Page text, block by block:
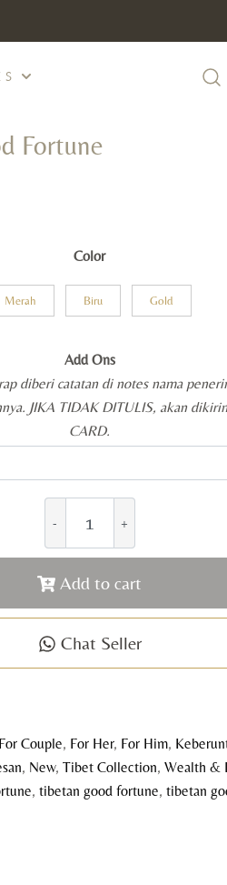
Fortune
Color
Merah Biru Gold
Add Ons
diberi catatan di notes nama
JIKA TIDAK DITULIS, akan
CARD.
Fortune
quantity
Add to cart
Chat Seller
For Couple, For Her, For Him,
, New,Tibet Collection,Wealth &
,tibetan good fortune,tibetan